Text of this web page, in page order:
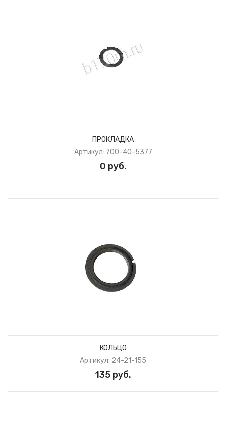
ПРОКЛАДКА
Артикул: 700-40-5377
0 руб.
КОЛЬЦО
Артикул: 24-21-155
135 руб.